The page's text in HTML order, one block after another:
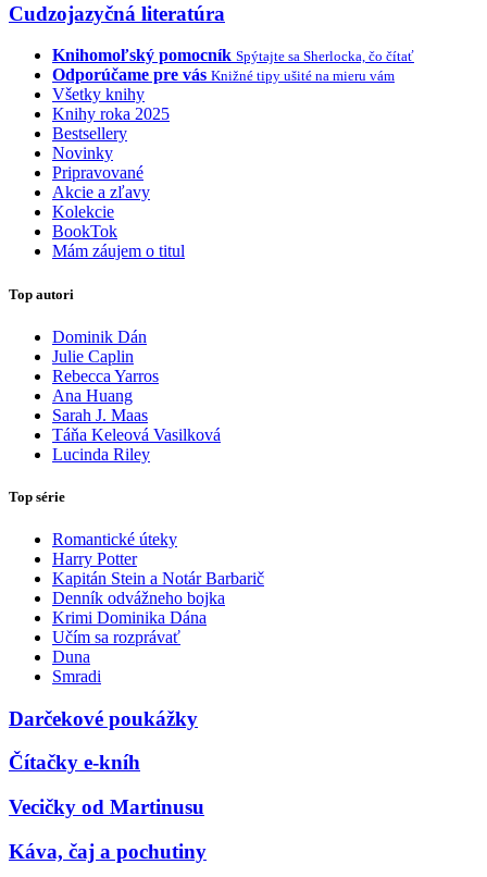
Cudzojazyčná literatúra
Knihomoľský pomocník Spýtajte sa Sherlocka, čo čítať
Odporúčame pre vás Knižné tipy ušité na mieru vám
Všetky knihy
Knihy roka 2025
Bestsellery
Novinky
Pripravované
Akcie a zľavy
Kolekcie
BookTok
Mám záujem o titul
Top autori
Dominik Dán
Julie Caplin
Rebecca Yarros
Ana Huang
Sarah J. Maas
Táňa Keleová Vasilková
Lucinda Riley
Top série
Romantické úteky
Harry Potter
Kapitán Stein a Notár Barbarič
Denník odvážneho bojka
Krimi Dominika Dána
Učím sa rozprávať
Duna
Smradi
Darčekové poukážky
Čítačky e-kníh
Vecičky od Martinusu
Káva, čaj a pochutiny